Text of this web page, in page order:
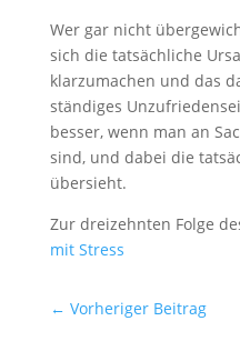
Wer gar nicht
sich die tatsächliche
klarzumachen und das
ständiges
besser, wenn man an
sind, und dabei die
übersieht.
Zur dreizehnten Folge
mit Stress
← Vorheriger Beitrag